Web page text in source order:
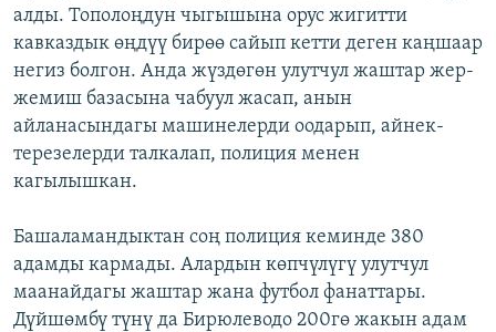
ЭЖЕ-СИҢДИЛЕР
АЗАТТЫК+
ЫҢГАЙСЫЗ СУРООЛОР
ОНЛАЙН ШЕРИНЕ
ЭЕ/АРнун бардык сайттары
алды. Тополоңдун чыгышына орус жигитти
кавказдык өңдүү бирөө сайып кетти деген каңшаар
негиз болгон. Анда жүздөгөн улутчул жаштар жер-
жемиш базасына чабуул жасап, анын
айланасындагы машинелерди оодарып, айнек-
терезелерди талкалап, полиция менен
кагылышкан.
Башаламандыктан соң полиция кеминде 380
адамды кармады. Алардын көпчүлүгү улутчул
маанайдагы жаштар жана футбол фанаттары.
Дүйшөмбү түнү да Бирюлеводо 200гө жакын адам